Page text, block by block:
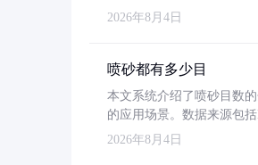
2026年8月4日
喷砂都有多少目
本文系统介绍了喷砂目数
的应用场景。数据来源包
2026年8月4日